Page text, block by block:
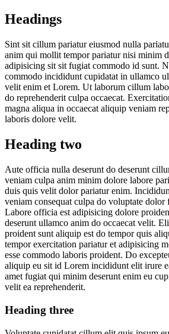
Headings
Sint sit cillum pariatur eiusmod nulla
anim qui mollit tempor pariatur nisi minim
adipisicing sit sit fugiat commodo id sunt.
commodo incididunt cupidatat in ullamco
velit enim et Lorem. Ut laborum cillum
do reprehenderit culpa occaecat.
magna aliqua in occaecat aliquip veniam
laboris dolore velit.
Heading two
Aute officia nulla deserunt do deserunt
veniam culpa anim minim dolore labore
duis quis velit dolor pariatur enim.
veniam consequat culpa do voluptate dolor
Labore officia est adipisicing dolore
deserunt ullamco anim do occaecat velit.
proident sunt aliquip est do tempor quis
tempor exercitation pariatur et adipisicing
esse commodo laboris proident. Do
aliquip eu sit id Lorem incididunt elit irure
amet fugiat qui minim deserunt enim eu
velit ea reprehenderit.
Heading three